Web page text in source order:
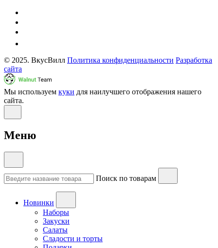
© 2025. ВкусВилл Политика конфиденциальности Разработка
сайта
Мы используем куки для наилучшего отображения нашего
сайта.
Меню
Поиск по товарам
Новинки
Наборы
Закуски
Салаты
Сладости и торты